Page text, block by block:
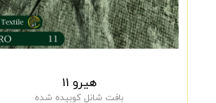
هیرو 11
بافت شانل کوبیده شده